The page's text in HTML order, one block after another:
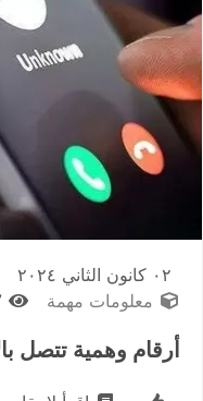
٠٢ كانون الثاني ٢٠٢٤
معلومات مهمة
أرقام وهمية تتصل